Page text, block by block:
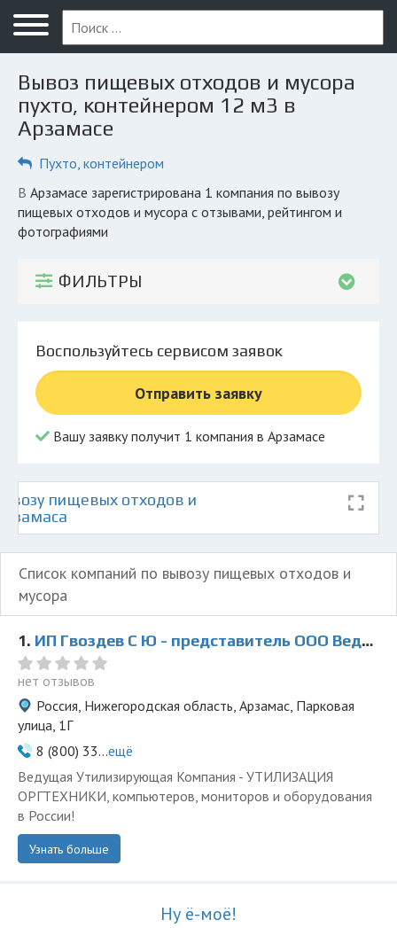
Меню
Главная
Вопрос юристу
Арзамас
ПОЛЬЗОВАТЕЛЯМ
Компании
Экоблог
Личный кабинет
Вывоз пищевых отходов и мусора
пухто, контейнером 12 м3 в
Арзамасе
Пухто, контейнером
в Арзамасе зарегистрирована 1 компания по вывозу
пищевых отходов и мусора с отзывами, рейтингом и
фотографиями
ФИЛЬТРЫ
Воспользуйтесь сервисом заявок
Отправить заявку
Вашу заявку получит 1 компания в Арзамасе
пищевых отходов и
Список компаний по вывозу пищевых отходов и
мусора
1. ИП Гвоздев С Ю - представитель ООО Ведущая Утилизирующая Компания
нет отзывов
Россия, Нижегородская область, Арзамас, Парковая
улица, 1Г
8 (800) 33...ещё
Ведущая Утилизирующая Компания - УТИЛИЗАЦИЯ
ОРГТЕХНИКИ, компьютеров, мониторов и оборудования
в России!
Узнать больше
Ну ё-моё!